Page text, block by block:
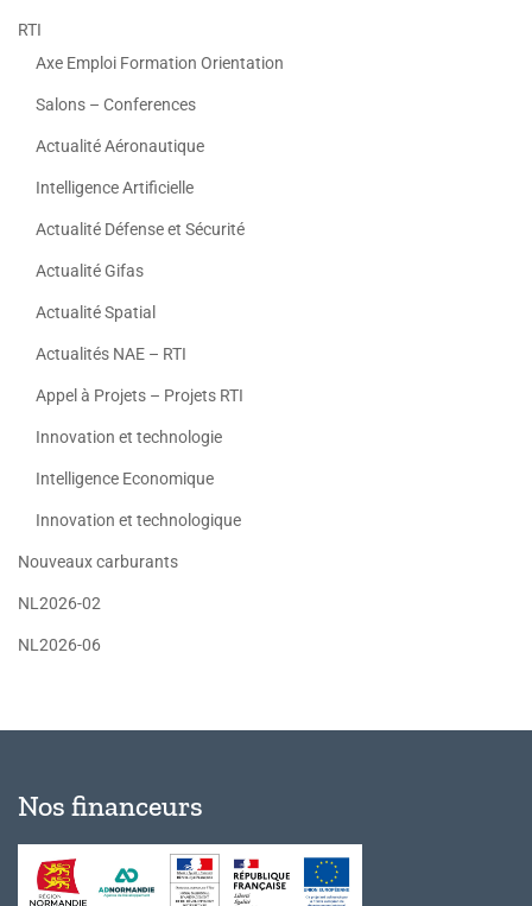
RTI
Axe Emploi Formation Orientation
Salons – Conferences
Actualité Aéronautique
Intelligence Artificielle
Actualité Défense et Sécurité
Actualité Gifas
Actualité Spatial
Actualités NAE – RTI
Appel à Projets – Projets RTI
Innovation et technologie
Intelligence Economique
Innovation et technologique
Nouveaux carburants
NL2026-02
NL2026-06
Nos financeurs